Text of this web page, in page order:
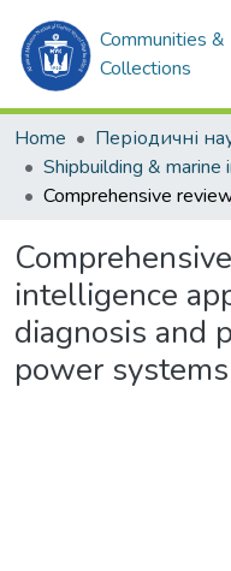
Communities &
Collections
Home
intelligence
diagnosis and
power systems